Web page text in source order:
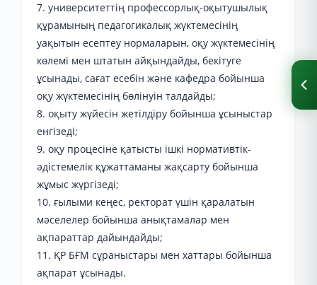
7. университеттің профессорлық-оқытушылық
құрамының педагогикалық жүктемесінің
уақытын есептеу нормаларын, оқу жүктемесінің
көлемі мен штатын айқындайды, бекітуге
ұсынады, сағат есебін және кафедра бойынша
оқу жүктемесінің бөлінуін талдайды;
8. оқыту жүйесін жетілдіру бойынша ұсыныстар
енгізеді;
9. оқу процесіне қатысты ішкі нормативтік-
әдістемелік құжаттаманы жақсарту бойынша
жұмыс жүргізеді;
10. ғылыми кеңес, ректорат үшін қаралатын
мәселелер бойынша анықтамалар мен
ақпараттар дайындайды;
11. ҚР БҒМ сұраныстары мен хаттары бойынша
ақпарат ұсынады.